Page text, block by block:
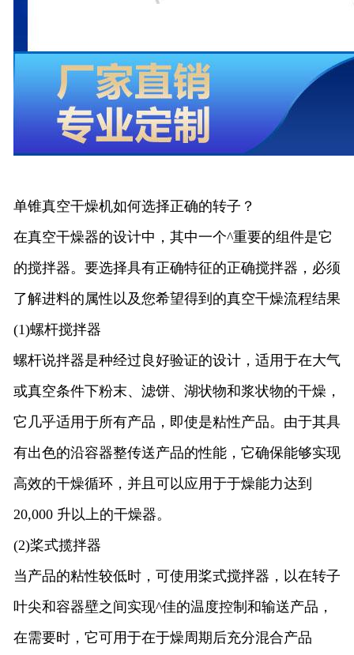
单锥真空干燥机如何选择正确的转子？
在真空干燥器的设计中，其中一个^重要的组件是它
的搅拌器。要选择具有正确特征的正确搅拌器，必须
了解进料的属性以及您希望得到的真空干燥流程结果
(1)螺杆搅拌器
螺杆说拌器是种经过良好验证的设计，适用于在大气
或真空条件下粉末、滤饼、湖状物和浆状物的干燥，
它几乎适用于所有产品，即使是粘性产品。由于其具
有出色的沿容器整传送产品的性能，它确保能够实现
高效的干燥循环，并且可以应用于于燥能力达到
20,000 升以上的干燥器。
(2)桨式揽拌器
当产品的粘性较低时，可使用桨式搅拌器，以在转子
叶尖和容器壁之间实现^佳的温度控制和输送产品，
在需要时，它可用于在于燥周期后充分混合产品